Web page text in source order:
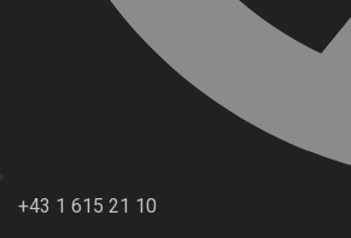
+43 1 615 21 10